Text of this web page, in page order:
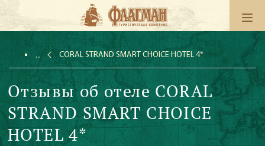
CORAL STRAND SMART CHOICE HOTEL 4*
Отзывы об отеле CORAL
STRAND SMART CHOICE
HOTEL 4*